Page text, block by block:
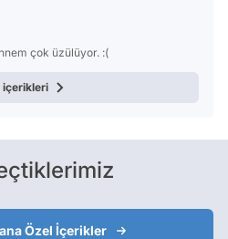
çok üzülüyor. :(
içerikleri
Özel İçerikler